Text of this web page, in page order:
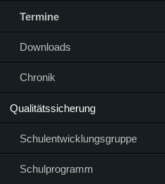
Termine
Downloads
Chronik
Qualitätssicherung
Schulentwicklungsgruppe
Schulprogramm